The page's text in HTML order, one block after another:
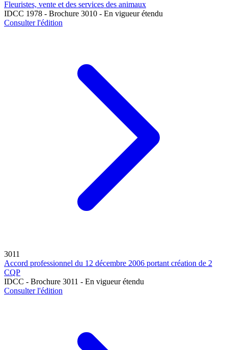
Fleuristes, vente et des services des animaux
IDCC 1978 - Brochure 3010 - En vigueur étendu
Consulter l'édition
3011
Accord professionnel du 12 décembre 2006 portant création de 2
CQP
IDCC - Brochure 3011 - En vigueur étendu
Consulter l'édition